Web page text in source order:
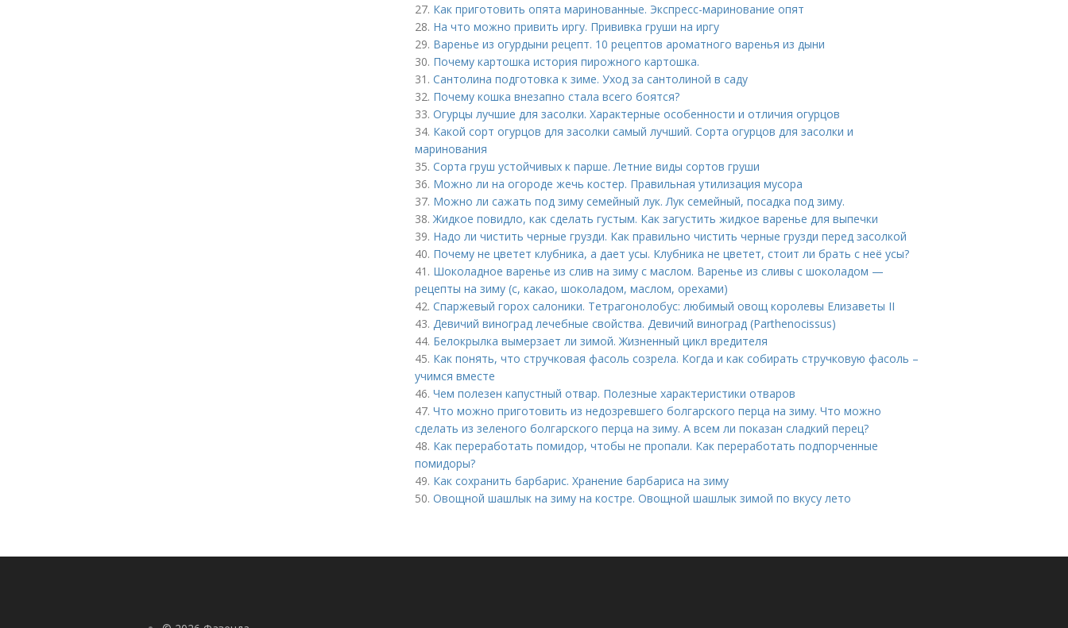
27. Как приготовить опята маринованные. Экспресс-маринование опят
28. На что можно привить иргу. Прививка груши на иргу
29. Варенье из огурдыни рецепт. 10 рецептов ароматного варенья из дыни
30. Почему картошка история пирожного картошка.
31. Сантолина подготовка к зиме. Уход за сантолиной в саду
32. Почему кошка внезапно стала всего боятся?
33. Огурцы лучшие для засолки. Характерные особенности и отличия огурцов
34. Какой сорт огурцов для засолки самый лучший. Сорта огурцов для засолки и
маринования
35. Сорта груш устойчивых к парше. Летние виды сортов груши
36. Можно ли на огороде жечь костер. Правильная утилизация мусора
37. Можно ли сажать под зиму семейный лук. Лук семейный, посадка под зиму.
38.Жидкое повидло, как сделать густым. Как загустить жидкое варенье для выпечки
39. Надо ли чистить черные грузди. Как правильно чистить черные грузди перед засолкой
40. Почему не цветет клубника, а дает усы. Клубника не цветет, стоит ли брать с неё усы?
41. Шоколадное варенье из слив на зиму с маслом. Варенье из сливы с шоколадом —
рецепты на зиму (с, какао, шоколадом, маслом, орехами)
42. Спаржевый горох салоники. Тетрагонолобус: любимый овощ королевы Елизаветы II
43. Девичий виноград лечебные свойства. Девичий виноград (Parthenocissus)
44. Белокрылка вымерзает ли зимой. Жизненный цикл вредителя
45. Как понять, что стручковая фасоль созрела. Когда и как собирать стручковую фасоль –
учимся вместе
46. Чем полезен капустный отвар. Полезные характеристики отваров
47. Что можно приготовить из недозревшего болгарского перца на зиму. Что можно
сделать из зеленого болгарского перца на зиму. А всем ли показан сладкий перец?
48. Как переработать помидор, чтобы не пропали. Как переработать подпорченные
помидоры?
49. Как сохранить барбарис. Хранение барбариса на зиму
50. Овощной шашлык на зиму на костре. Овощной шашлык зимой по вкусу лето